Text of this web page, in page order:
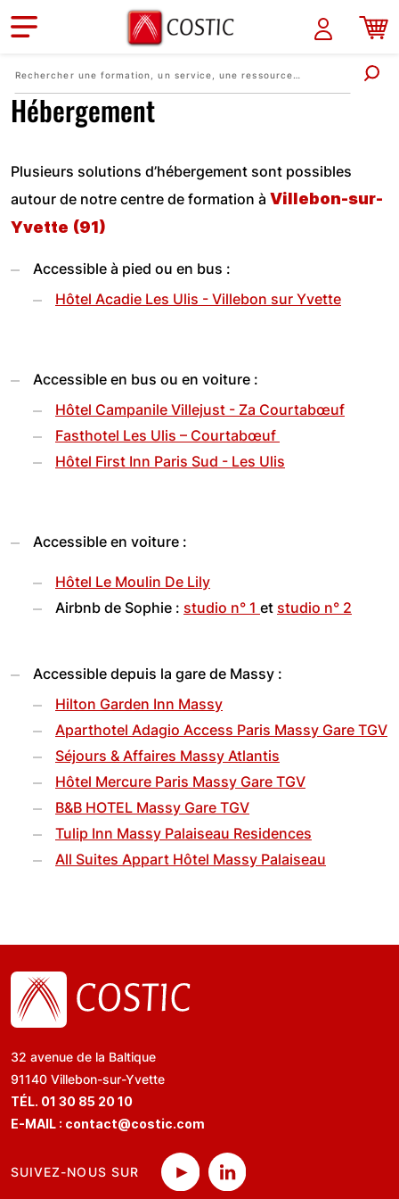
Aller au contenu principal
Hébergement
Plusieurs solutions d’hébergement sont possibles
autour de notre centre de formation à Villebon-sur-
Yvette (91)
Accessible à pied ou en bus :
Hôtel Acadie Les Ulis - Villebon sur Yvette
Accessible en bus ou en voiture :
Hôtel Campanile Villejust - Za Courtabœuf
Fasthotel Les Ulis – Courtabœuf
Hôtel First Inn Paris Sud - Les Ulis
Accessible en voiture :
Hôtel Le Moulin De Lily
Airbnb de Sophie : studio n° 1 et studio n° 2
Accessible depuis la gare de Massy :
Hilton Garden Inn Massy
Aparthotel Adagio Access Paris Massy Gare TGV
Séjours & Affaires Massy Atlantis
Hôtel Mercure Paris Massy Gare TGV
B&B HOTEL Massy Gare TGV
Tulip Inn Massy Palaiseau Residences
All Suites Appart Hôtel Massy Palaiseau
32 avenue de la Baltique
91140 Villebon-sur-Yvette
TÉL. 01 30 85 20 10
E-MAIL : contact@costic.com
SUIVEZ-NOUS SUR